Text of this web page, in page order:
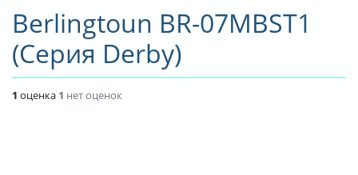
УСЛУГИ
БИБЛИОТЕКА
Berlingtoun BR-07MBST1
(Серия Derby)
1 оценка 1 нет оценок